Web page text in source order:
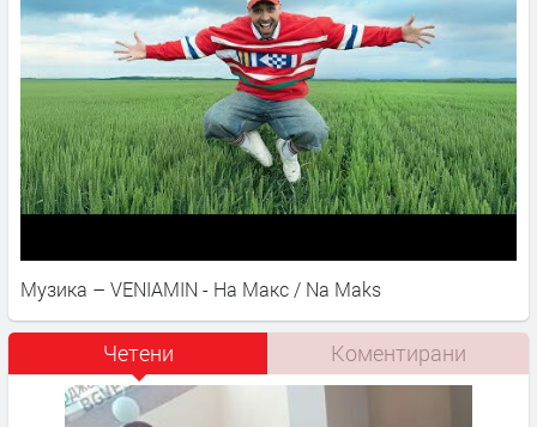
Музика – VENIAMIN - На Макс / Na Maks
Четени Коментирани